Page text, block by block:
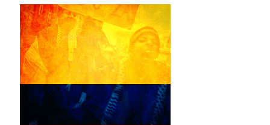
Barra
lateral
del
artículo